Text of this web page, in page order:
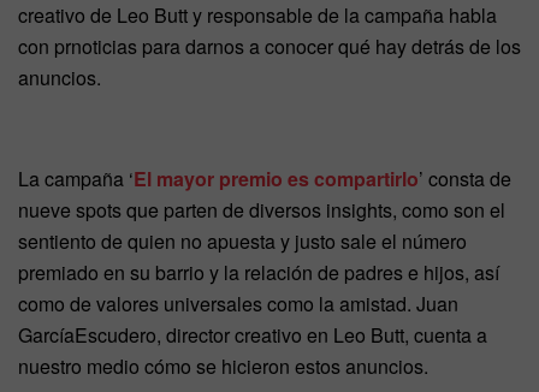
creativo de Leo Butt y responsable de la campaña habla
con prnoticias para darnos a conocer qué hay detrás de los
anuncios.
La campaña ‘El mayor premio es compartirlo’ consta de
nueve spots que parten de diversos insights, como son el
sentiento de quien no apuesta y justo sale el número
premiado en su barrio y la relación de padres e hijos, así
como de valores universales como la amistad. Juan
GarcíaEscudero, director creativo en Leo Butt, cuenta a
nuestro medio cómo se hicieron estos anuncios.